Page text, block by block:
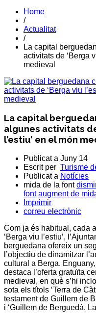
Home
/
Actualitat
/
La capital
activitats de ‘Berga
medieval
La capital
algunes activitats
l’estiu’ en el món
Publicat a Juny 14
Escrit per Turisme
Publicat a Notícies
mida de la font
font augment de
Imprimir
correu electrònic
Com ja és habitual, cada
‘Berga viu l’estiu’,
berguedana ofereix un
l’objectiu de dinamitzar
cultural a Berga.
destaca l’oferta gratuïta
medieval, en què s’hi
sota els títols ‘Terra de
testament de Guillem de
i ‘Guillem de Berguedà.